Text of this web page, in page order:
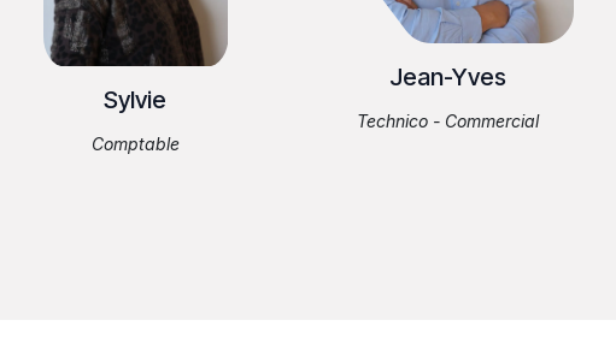
Sylvie
Comptable
Jean-Yves
Technico - Commercial